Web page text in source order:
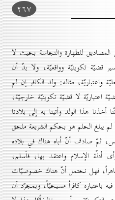
۲٦۷
للطهارة والنجاسة بحيث لا
تكوينيّة وواقعيّة، ولا بدّ أن
مثاله: ولد الكافر إن لم
اعتباريّة لا قضيّة تكوينيّة خارجيّة،
أخذنا هذا الولد وأتينا به إلى بلادنا
لم يبلغ الحلم هو بحكم الشريعة ملحق
ثمّ صادف أنّ أباه هناك في بلاده
الإسلام واعتقد بها، فأسلم،
فهل نحتمل أنّ هناك خصوصيّات
باعتباره كافراً مسيحيّاً، وبمجرّد أن